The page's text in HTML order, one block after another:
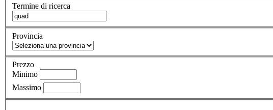
Termine di ricerca
Provincia
Prezzo
Minimo
Massimo